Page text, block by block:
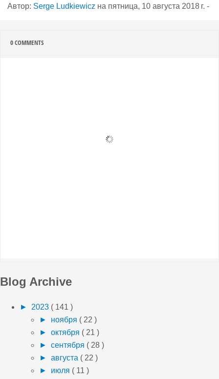
Автор: Serge Ludkiewicz на пятница, 10 августа 2018 г. -
0COMMENTS
Blog Archive
► 2023 ( 141 )
► ноября ( 22 )
► октября ( 21 )
► сентября ( 28 )
► августа ( 22 )
► июля ( 11 )